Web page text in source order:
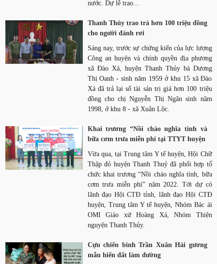
nước. Dự lễ trao...
Thanh Thủy trao trả hơn 100 triệu đồng
cho người đánh rơi
Sáng nay, trước sự chứng kiến của lực lượng
Công an huyện và chính quyền địa phương
xã Đào Xá, huyện Thanh Thủy bà Dương
Thị Oanh - sinh năm 1959 ở khu 15 xã Đào
Xá đã trả lại số tài sản trị giá hơn 100 triệu
đồng cho chị Nguyễn Thị Ngân sinh năm
1998, ở khu 8 - xã Xuân Lộc.
Khai trương “Nồi cháo nghĩa tình và
bữa cơm trưa miễn phí tại TTYT huyện
Vừa qua, tại Trung tâm Y tế huyện, Hội Chữ
Thập đỏ huyện Thanh Thuỷ đã phối hợp tổ
chức khai trương “Nồi cháo nghĩa tình, bữa
cơm trưa miễn phí” năm 2022. Tới dự có
lãnh đạo Hội CTĐ tỉnh, lãnh đạo Hội CTĐ
huyện, Trung tâm Y tế huyện, Nhóm Bác ái
OMI Giáo xứ Hoàng Xá, Nhóm Thiện
nguyện Thanh Thủy.
Cựu chiến binh Trần Xuân Hải gương
mẫu hiến đất làm đường